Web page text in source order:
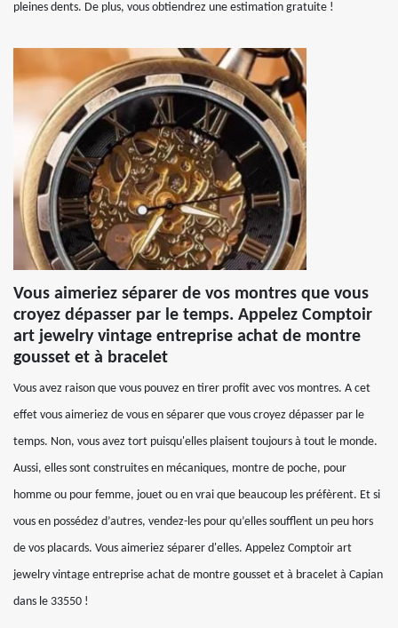
pleines dents. De plus, vous obtiendrez une estimation gratuite !
Vous aimeriez séparer de vos montres que vous
croyez dépasser par le temps. Appelez Comptoir
art jewelry vintage entreprise achat de montre
gousset et à bracelet
Vous avez raison que vous pouvez en tirer profit avec vos montres. A cet
effet vous aimeriez de vous en séparer que vous croyez dépasser par le
temps. Non, vous avez tort puisqu'elles plaisent toujours à tout le monde.
Aussi, elles sont construites en mécaniques, montre de poche, pour
homme ou pour femme, jouet ou en vrai que beaucoup les préfèrent. Et si
vous en possédez d’autres, vendez-les pour qu’elles soufflent un peu hors
de vos placards. Vous aimeriez séparer d'elles. Appelez Comptoir art
jewelry vintage entreprise achat de montre gousset et à bracelet à Capian
dans le 33550 !